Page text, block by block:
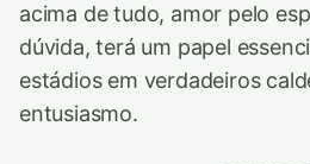
acima de tudo, amor pelo
dúvida, terá um papel
estádios em verdadeiros
entusiasmo.